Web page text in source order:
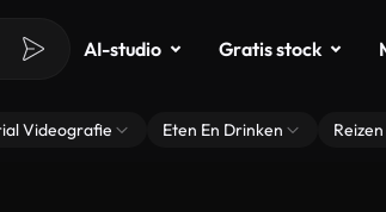
AI-studio Gratis stock
Videografie Eten En Drinken Reizen